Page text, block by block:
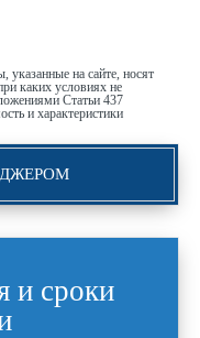
на сайте, носят
каких условиях не
Статьи 437
и характеристики
и сроки